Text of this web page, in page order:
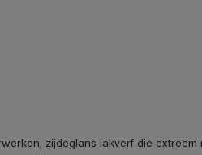
zijdeglans lakverf die